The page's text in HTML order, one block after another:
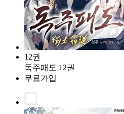
12권
독주패도 12권
무료가입